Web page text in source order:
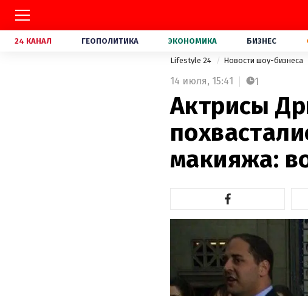
24 КАНАЛ ГЕОПОЛИТИКА ЭКОНОМИКА БИЗНЕС
Lifestyle 24 Новости шоу-бизнеса
14 июля, 15:41 1
Актрисы
макияжа: